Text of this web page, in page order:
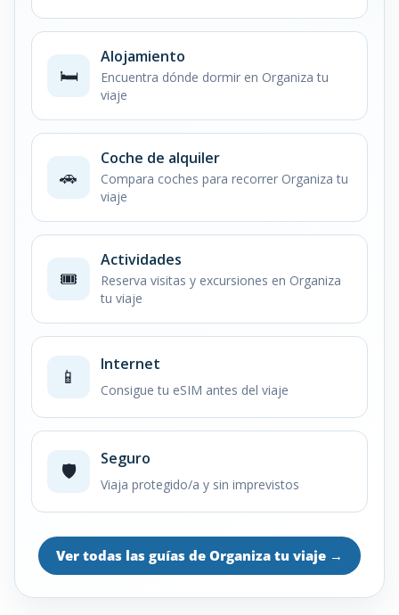
🛏️
Alojamiento
Encuentra dónde dormir en Organiza tu
viaje
🚗
Coche de alquiler
Compara coches para recorrer Organiza tu
viaje
🎟️
Actividades
Reserva visitas y excursiones en Organiza
tu viaje
📱
Internet
Consigue tu eSIM antes del viaje
🛡️
Seguro
Viaja protegido/a y sin imprevistos
Ver todas las guías de Organiza tu viaje →